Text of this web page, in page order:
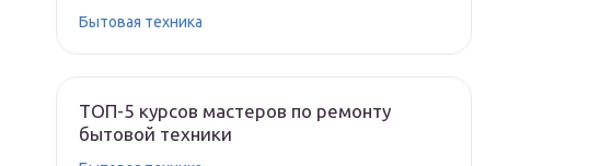
Бытовая техника
ТОП-5 курсов мастеров по ремонту
бытовой техники